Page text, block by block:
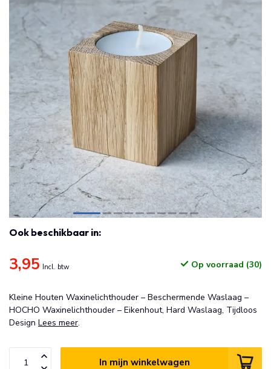
Ook beschikbaar in:
3,95 Incl. btw Op voorraad (30)
Kleine Houten Waxinelichthouder – Beschermende Waslaag –
HOCHO Waxinelichthouder – Eikenhout, Hard Waslaag, Tijdloos
Design Lees meer.
In mijn winkelwagen